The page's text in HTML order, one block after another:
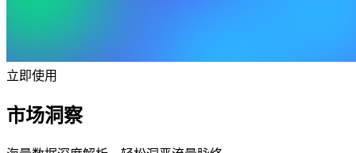
立即使用
市场洞察